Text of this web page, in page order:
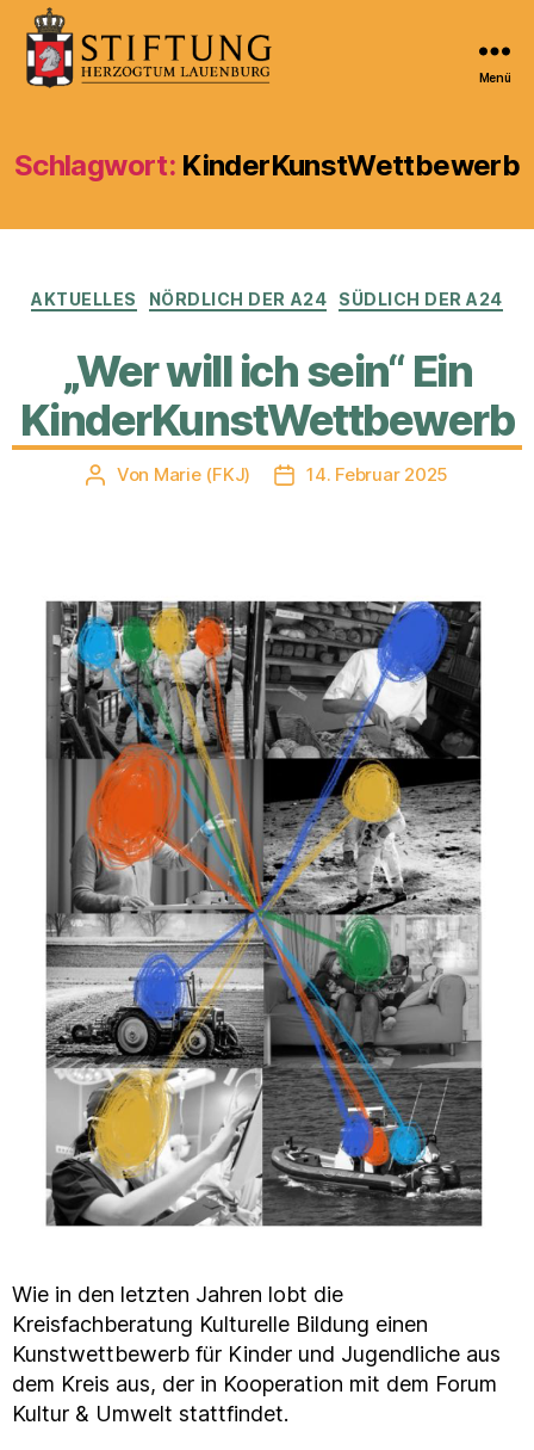
Stiftung
Herzogtum
Menü
Schlagwort: KinderKunstWettbewerb
Kategorien
AKTUELLES NÖRDLICH DER A24 SÜDLICH DER A24
„Wer will ich sein“ Ein
KinderKunstWettbewerb
Beitragsautor
Von Marie (FKJ) Veröffentlichungsdatum
14. Februar 2025
Wie in den letzten Jahren lobt die
Kreisfachberatung Kulturelle Bildung einen
Kunstwettbewerb für Kinder und Jugendliche aus
dem Kreis aus, der in Kooperation mit dem Forum
Kultur & Umwelt stattfindet.